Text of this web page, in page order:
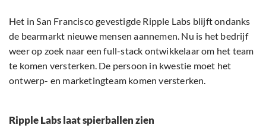
Het in San Francisco gevestigde Ripple Labs blijft ondanks
de bearmarkt nieuwe mensen aannemen. Nu is het bedrijf
weer op zoek naar een full-stack ontwikkelaar om het team
te komen versterken. De persoon in kwestie moet het
ontwerp- en marketingteam komen versterken.
Ripple Labs laat spierballen zien